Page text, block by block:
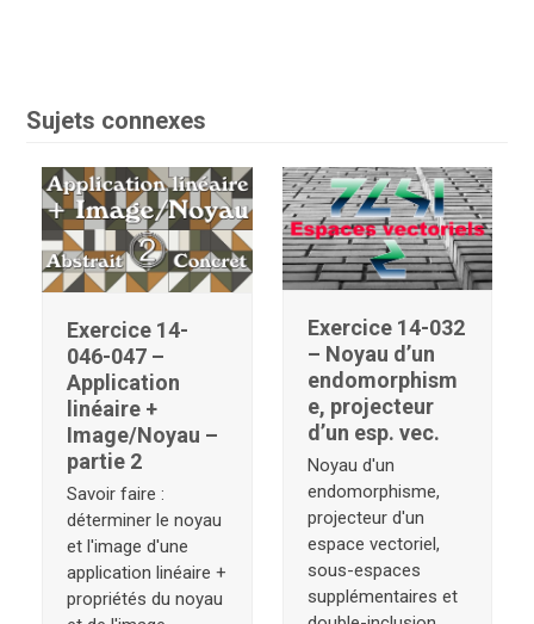
Lost your password?
CPGE du lycée Fabert -- METZ
Sujets connexes
Exercice 14-
046-047 –
Application
linéaire +
Image/Noyau –
partie 2
Savoir faire :
déterminer le noyau
et l'image d'une
application linéaire +
propriétés du noyau
Exercice 14-032
– Noyau d’un
endomorphism
e, projecteur
d’un esp. vec.
Noyau d'un
endomorphisme,
projecteur d'un
espace vectoriel,
sous-espaces
supplémentaires et